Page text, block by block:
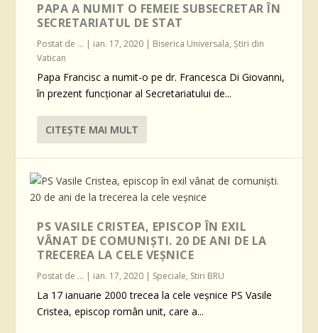
PAPA A NUMIT O FEMEIE SUBSECRETAR ÎN
SECRETARIATUL DE STAT
Postat de ... | ian. 17, 2020 | Biserica Universala,Știri din
Vatican
Papa Francisc a numit-o pe dr. Francesca Di Giovanni,
în prezent funcționar al Secretariatului de...
CITEŞTE MAI MULT
PS VASILE CRISTEA, EPISCOP ÎN EXIL
VÂNAT DE COMUNIȘTI. 20 DE ANI DE LA
TRECEREA LA CELE VEȘNICE
Postat de ... | ian. 17, 2020 | Speciale, Stiri BRU
La 17 ianuarie 2000 trecea la cele veșnice PS Vasile
Cristea, episcop român unit, care a...